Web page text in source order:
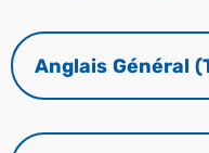
Anglais Général